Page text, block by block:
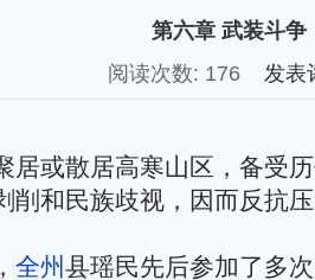
第六章 武装斗争
阅读次数: 176 发表
居或散居高寒山区，备受
削和民族歧视，因而反抗
全州县瑶民先后参加了多